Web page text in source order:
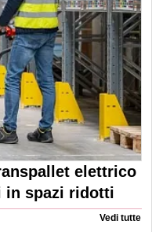
elettrico
in spazi ridotti
Vedi tutte